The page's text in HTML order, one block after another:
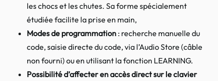
les chocs et les chutes. Sa forme spécialement
étudiée facilite la prise en main,
Modes de programmation : recherche manuelle du
code, saisie directe du code, via l’Audio Store (câble
non fourni) ou en utilisant la fonction LEARNING.
Possibilité d’affecter en accès direct sur le clavier